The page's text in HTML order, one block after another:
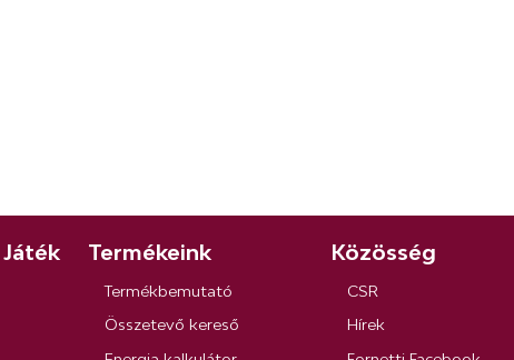
Játék Termékeink
Termékbemutató
Összetevő kereső
Közösség
CSR
Hírek